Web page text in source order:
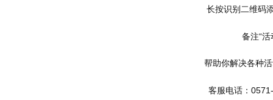
长按识别二维码
备注“活
帮助你解决各种
客服电话：